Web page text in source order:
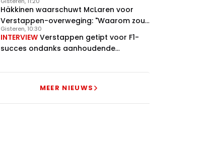
Häkkinen waarschuwt McLaren voor
Verstappen-overweging: "Waarom zou
je?"
INTERVIEW Verstappen getipt voor F1-
succes ondanks aanhoudende
Gisteren, 10:30
MEER NIEUWS